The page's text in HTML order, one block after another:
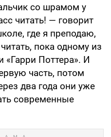
со шрамом у
читать! — говорит
где я преподаю,
пока одному из
«Гарри Поттера». И
часть, потом
два года они уже
современные